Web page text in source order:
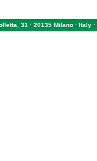
31 · 20135 Milano · Italy